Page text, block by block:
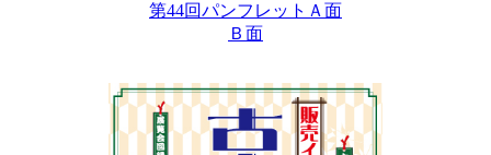
第44回パンフレットＡ面
Ｂ面